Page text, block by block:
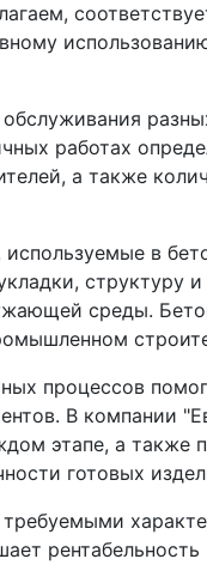
работах
а также
в
структуру и
среды.
процессов
В компании
этапе, а также
готовых
рентабельность